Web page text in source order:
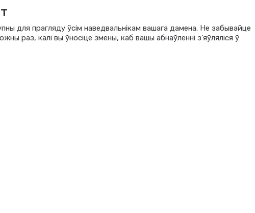
для прагляду ўсім наведвальнікам вашага дамена. Не забывайце
раз, калі вы ўносіце змены, каб вашы абнаўленні з'яўляліся ў